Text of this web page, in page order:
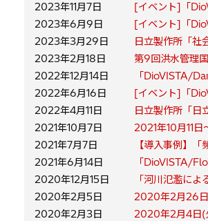
2023年11月7日
[イベント]「
2023年6月9日
[イベント]「
2023年3月29日
日立製作所「社
2023年2月18日
第9回洪水管理
2022年12月14日
「DioVISTA/
2022年6月16日
[イベント]「
2022年4月11日
日立製作所「日
2021年10月7日
2021年10月11
2021年7月7日
【導入事例】
2021年6月14日
「DioVISTA/
2020年12月15日
「河川氾濫に
2020年2月5日
2020年2月26日
2020年2月3日
2020年2月4日(